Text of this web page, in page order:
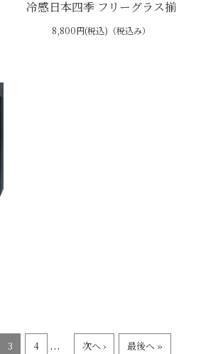
冷感日本四季 フリーグラス揃
8,800円(税込)（税込み）
3 4 ... 次へ › 最後へ »